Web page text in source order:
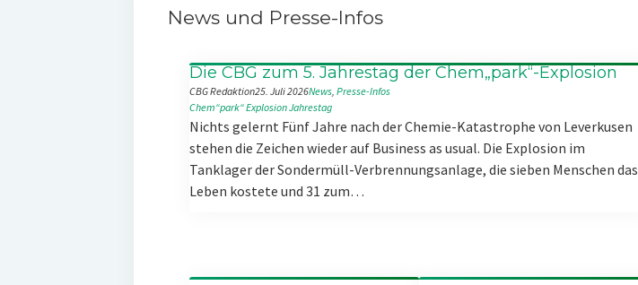
News und Presse-Infos
Die CBG zum 5. Jahrestag der Chem„park“-Explosion
CBG Redaktion25. Juli 2026News, Presse-Infos
Chem“park“ExplosionJahrestag
Nichts gelernt Fünf Jahre nach der Chemie-Katastrophe von Leverkusen
stehen die Zeichen wieder auf Business as usual. Die Explosion im
Tanklager der Sondermüll-Verbrennungsanlage, die sieben Menschen das
Leben kostete und 31 zum…